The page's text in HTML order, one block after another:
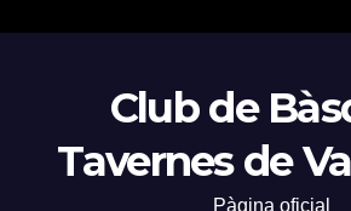
Club de
Tavernes de
Pàgina oficial